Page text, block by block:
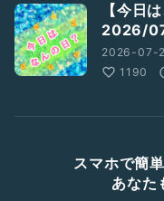
【今日
2026/
2026-07-
1190
スマホで簡
あなた